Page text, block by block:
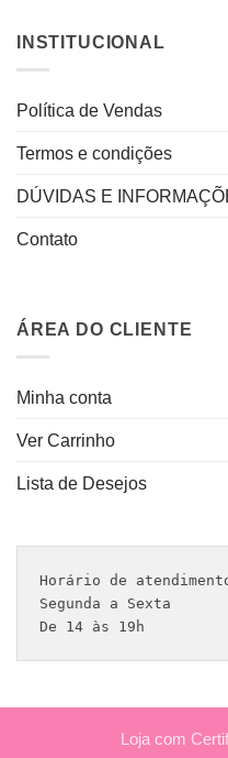
INSTITUCIONAL
Política de Vendas
Termos e condições
DÚVIDAS E
Contato
ÁREA DO CLIENTE
Minha conta
Ver Carrinho
Lista de Desejos
Horário de
Segunda a Sexta
De 14 às 19h
Loja com